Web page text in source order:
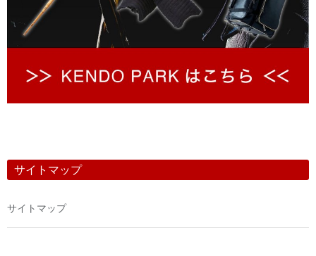
サイトマップ
サイトマップ